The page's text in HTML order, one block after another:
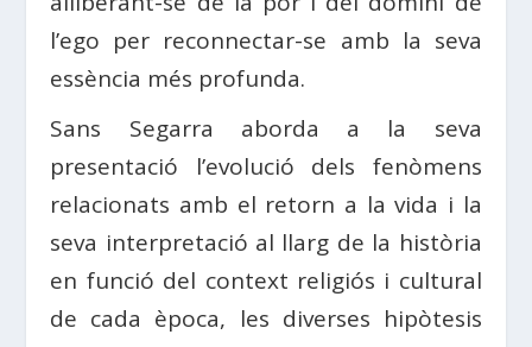
l’ego per reconnectar-se amb la seva
essència més profunda.
Sans Segarra aborda a la seva
presentació l’evolució dels fenòmens
relacionats amb el retorn a la vida i la
seva interpretació al llarg de la història
en funció del context religiós i cultural
de cada època, les diverses hipòtesis